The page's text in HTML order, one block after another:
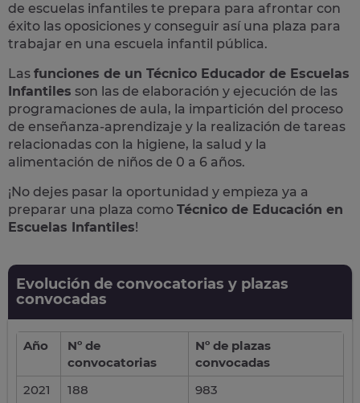
de escuelas infantiles te prepara para afrontar con
éxito las oposiciones y conseguir así una plaza para
trabajar en una escuela infantil pública.
Las funciones de un Técnico Educador de Escuelas
Infantiles son las de elaboración y ejecución de las
programaciones de aula, la impartición del proceso
de enseñanza-aprendizaje y la realización de tareas
relacionadas con la higiene, la salud y la
alimentación de niños de 0 a 6 años.
¡No dejes pasar la oportunidad y empieza ya a
preparar una plaza como Técnico de Educación en
Escuelas Infantiles!
Evolución de convocatorias y plazas
convocadas
Año
Nº de
convocatorias
Nº de plazas
convocadas
2021
188 983